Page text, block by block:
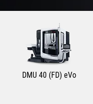
DMU 40 (FD) eVo